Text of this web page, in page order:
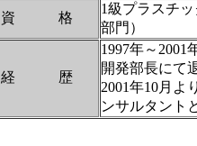
資 格
1級プラスチ
部門）
経 歴
1997年～
開発部長にて
2001年10月よ
ンサルタント